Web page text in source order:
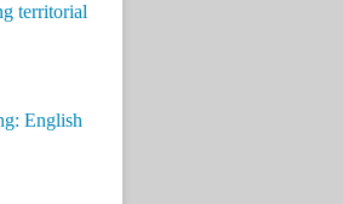
territorial
English